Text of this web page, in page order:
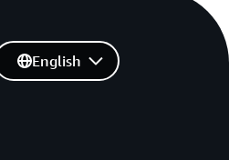
English